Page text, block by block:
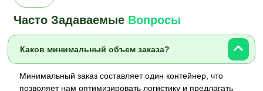
Часто Задаваемые Вопросы
Каков минимальный объем заказа?
Минимальный заказ составляет один контейнер, что
позволяет нам оптимизировать логистику и предлагать